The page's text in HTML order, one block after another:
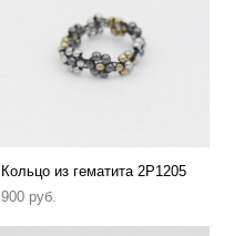
Кольцо из гематита 2P1205
900 pуб.